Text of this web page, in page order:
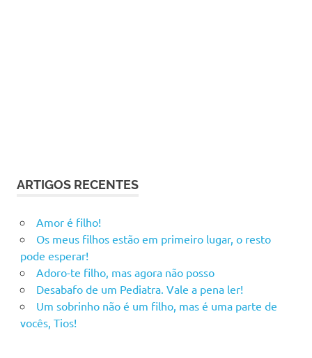
ARTIGOS RECENTES
Amor é filho!
Os meus filhos estão em primeiro lugar, o resto
pode esperar!
Adoro-te filho, mas agora não posso
Desabafo de um Pediatra. Vale a pena ler!
Um sobrinho não é um filho, mas é uma parte de
vocês, Tios!